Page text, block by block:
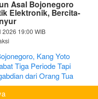
Asal Bojonegoro
Elektronik, Bercita-
2026 19:00 WIB
Kang Yoto
Tiga Periode Tapi
dari Orang Tua